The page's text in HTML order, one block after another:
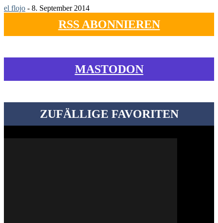
el flojo - 8. September 2014
RSS ABONNIEREN
MASTODON
ZUFÄLLIGE FAVORITEN